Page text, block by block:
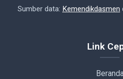
Sumber data: Kemendikdasmen
Link